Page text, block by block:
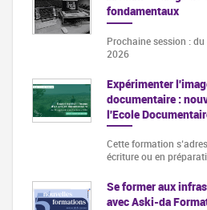
fondamentaux
Prochaine session :
2026
Expérimenter
documentaire :
l'Ecole
Cette formation
écriture ou en
Se former aux
avec Aski-da